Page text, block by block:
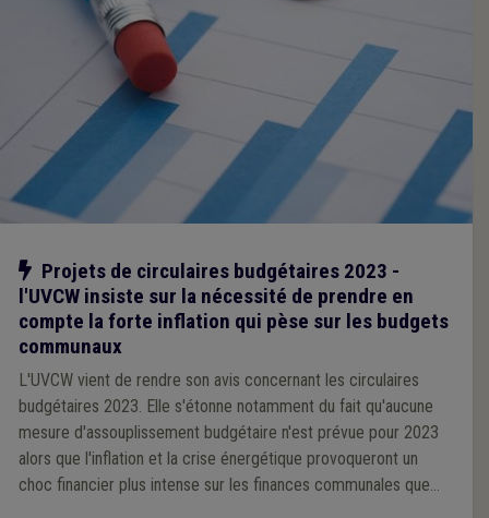
Notre action
Projets de circulaires budgétaires 2023 -
l'UVCW insiste sur la nécessité de prendre en
compte la forte inflation qui pèse sur les budgets
communaux
L'UVCW vient de rendre son avis concernant les circulaires
budgétaires 2023. Elle s'étonne notamment du fait qu'aucune
mesure d'assouplissement budgétaire n'est prévue pour 2023
alors que l'inflation et la crise énergétique provoqueront un
choc financier plus intense sur les finances communales que